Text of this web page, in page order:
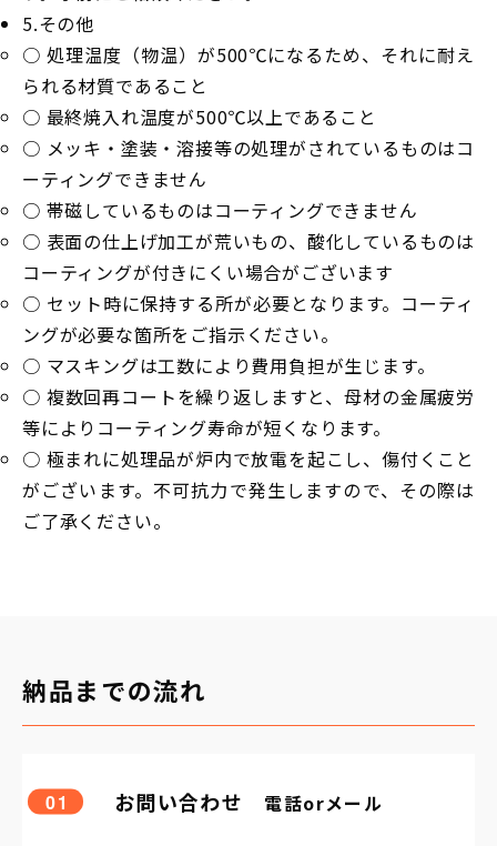
5.その他
○ 処理温度（物温）が500℃になるため、それに耐え
られる材質であること
○ 最終焼入れ温度が500℃以上であること
○ メッキ・塗装・溶接等の処理がされているものはコ
ーティングできません
○ 帯磁しているものはコーティングできません
○ 表面の仕上げ加工が荒いもの、酸化しているものは
コーティングが付きにくい場合がございます
○ セット時に保持する所が必要となります。コーティ
ングが必要な箇所をご指示ください。
○ マスキングは工数により費用負担が生じます。
○ 複数回再コートを繰り返しますと、母材の金属疲労
等によりコーティング寿命が短くなります。
○ 極まれに処理品が炉内で放電を起こし、傷付くこと
がございます。不可抗力で発生しますので、その際は
ご了承ください。
納品までの流れ
01 お問い合わせ 電話orメール